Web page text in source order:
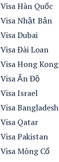
Visa Hàn Quốc
Visa Nhật Bản
Visa Dubai
Visa Đài Loan
Visa Hong Kong
Visa Ấn Độ
Visa Israel
Visa Bangladesh
Visa Qatar
Visa Pakistan
Visa Mông Cổ